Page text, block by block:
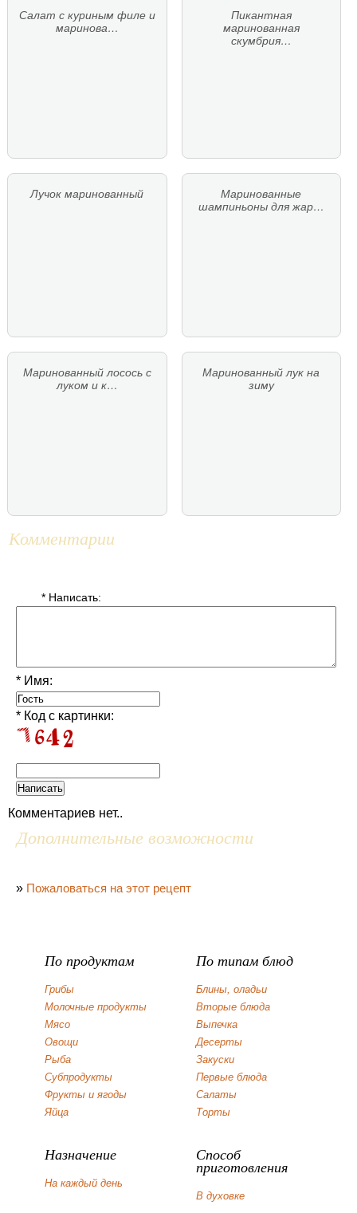
Салат с куриным филе и
маринова…
Пикантная
маринованная
скумбрия…
Лучок маринованный
Маринованные
шампиньоны для жар…
Маринованный лосось с
луком и к…
Маринованный лук на
зиму
Комментарии
* Написать:
* Имя:
* Код с картинки:
Комментариев нет..
Дополнительные возможности
» Пожаловаться на этот рецепт
По продуктам
Грибы
Молочные продукты
Мясо
Овощи
Рыба
Субпродукты
Фрукты и ягоды
Яйца
По типам блюд
Блины, оладьи
Вторые блюда
Выпечка
Десерты
Закуски
Первые блюда
Салаты
Торты
Назначение
На каждый день
Способ
приготовления
В духовке